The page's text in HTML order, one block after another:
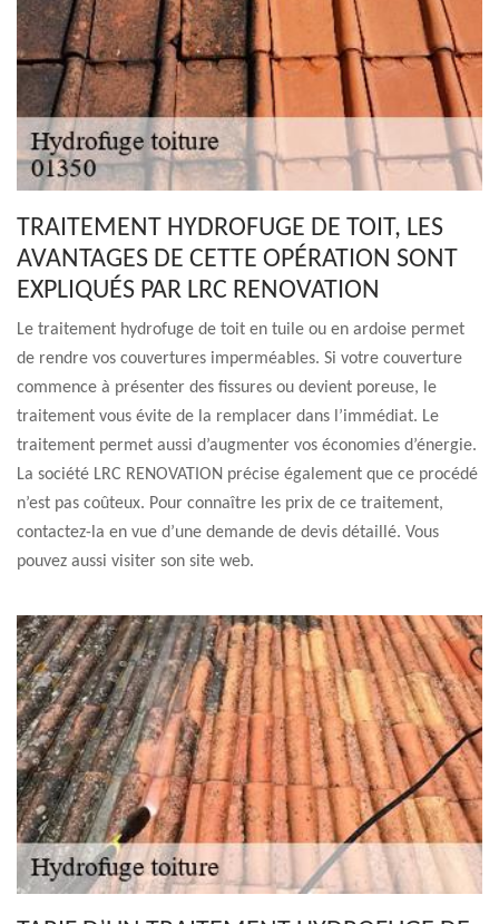
TRAITEMENT HYDROFUGE DE TOIT, LES
AVANTAGES DE CETTE OPÉRATION SONT
EXPLIQUÉS PAR LRC RENOVATION
Le traitement hydrofuge de toit en tuile ou en ardoise permet
de rendre vos couvertures imperméables. Si votre couverture
commence à présenter des fissures ou devient poreuse, le
traitement vous évite de la remplacer dans l’immédiat. Le
traitement permet aussi d’augmenter vos économies d’énergie.
La société LRC RENOVATION précise également que ce procédé
n’est pas coûteux. Pour connaître les prix de ce traitement,
contactez-la en vue d’une demande de devis détaillé. Vous
pouvez aussi visiter son site web.